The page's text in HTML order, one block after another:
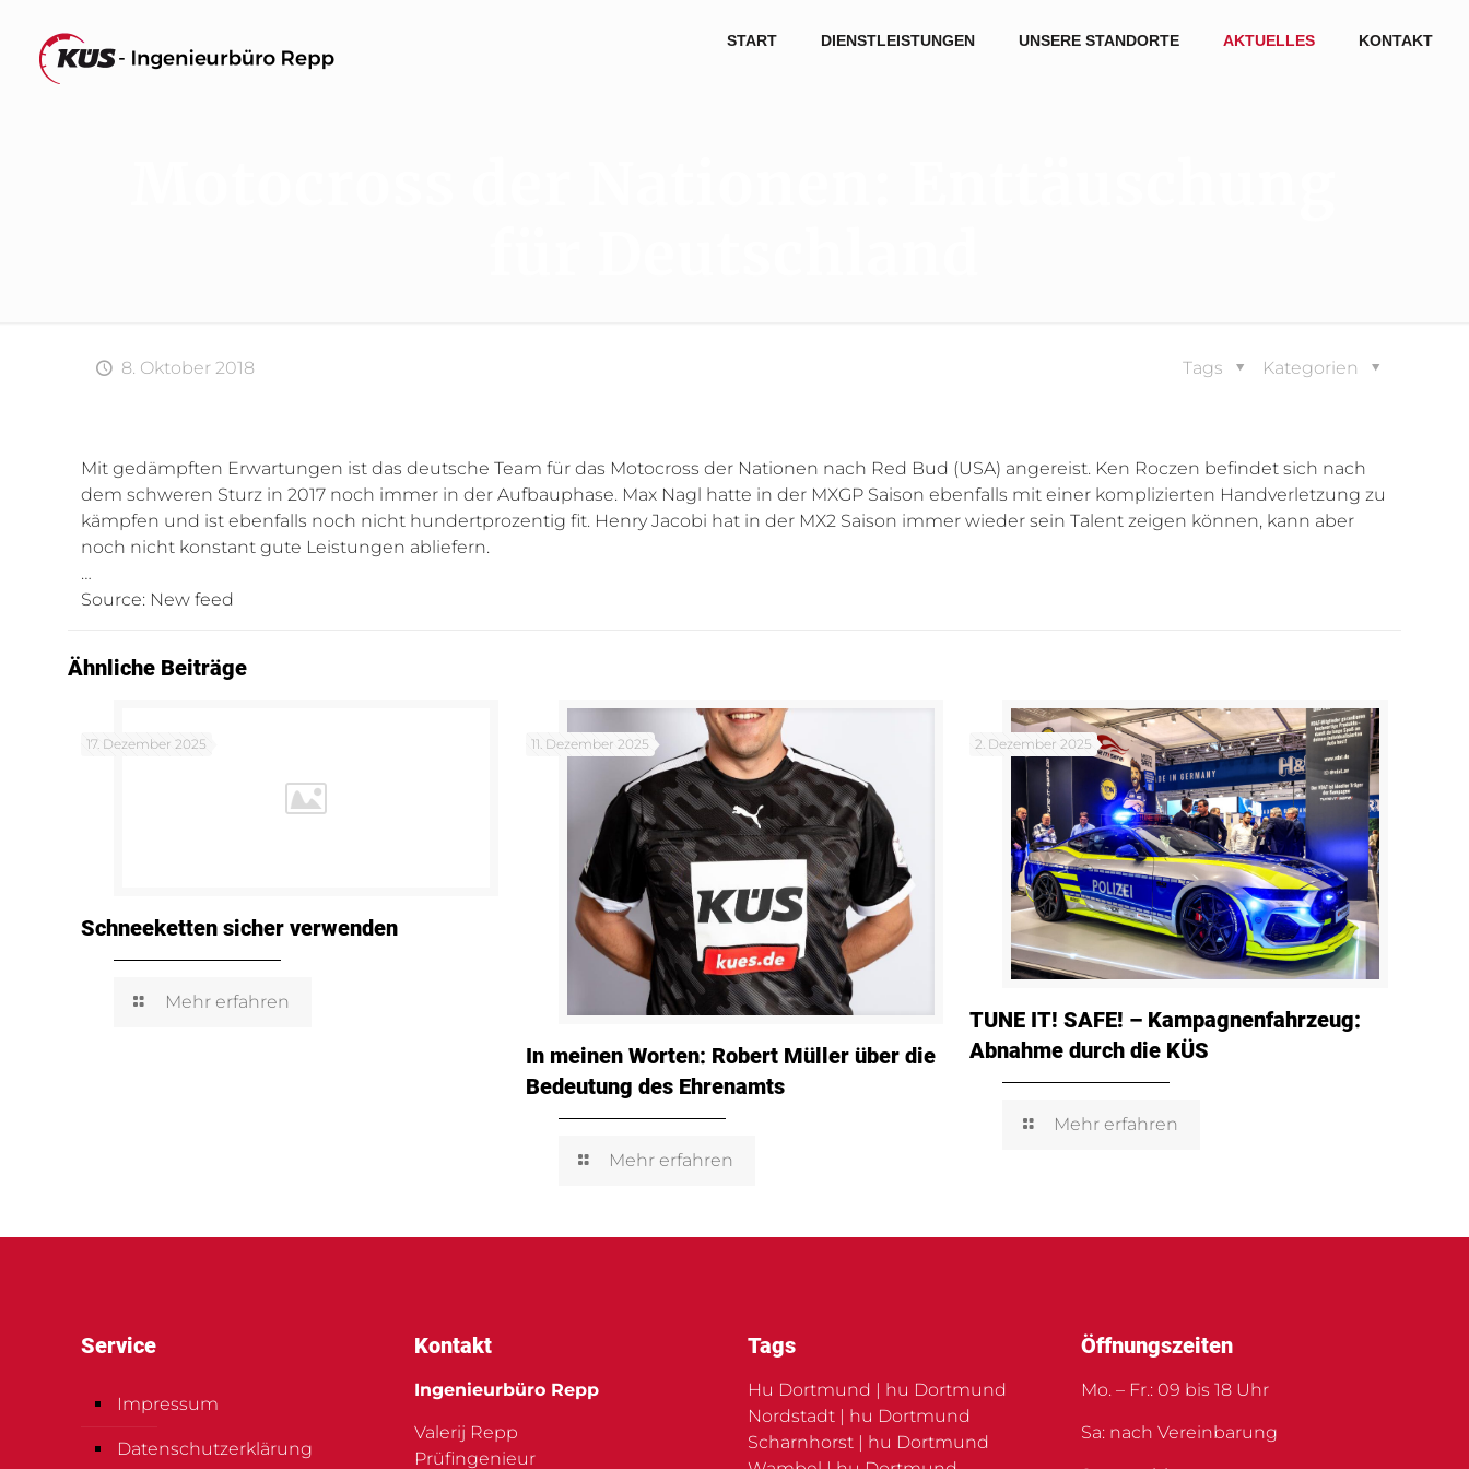
START DIENSTLEISTUNGEN UNSERE STANDORTE AKTUELLES KONTAKT
8. Oktober 2018 Kategorien
Tags
Mit gedämpften Erwartungen ist das deutsche Team für das Motocross der Nationen nach Red Bud (USA) angereist. Ken Roczen befindet sich nach
dem schweren Sturz in 2017 noch immer in der Aufbauphase. Max Nagl hatte in der MXGP Saison ebenfalls mit einer komplizierten Handverletzung zu
kämpfen und ist ebenfalls noch nicht hundertprozentig fit. Henry Jacobi hat in der MX2 Saison immer wieder sein Talent zeigen können, kann aber
noch nicht konstant gute Leistungen abliefern.
…
Source: New feed
Ähnliche Beiträge
17. Dezember 2025
Schneeketten sicher verwenden
Mehr erfahren
11. Dezember 2025
In meinen Worten: Robert Müller über die
Bedeutung des Ehrenamts
Mehr erfahren
2. Dezember 2025
TUNE IT! SAFE! – Kampagnenfahrzeug:
Abnahme durch die KÜS
Mehr erfahren
Service
Impressum
Datenschutzerklärung
Kontakt
Ingenieurbüro Repp
Valerij Repp
Prüfingenieur
Tags
Hu Dortmund | hu Dortmund
Nordstadt | hu Dortmund
Scharnhorst | hu Dortmund
Öffnungszeiten
Mo. – Fr.: 09 bis 18 Uhr
Sa: nach Vereinbarung